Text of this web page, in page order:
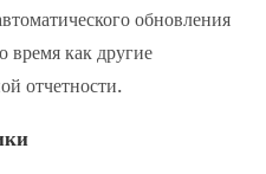
обновления
время как другие
отчетности.